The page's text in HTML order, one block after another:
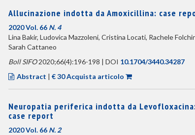
Allucinazione indotta da Amoxicillina: case
2020 Vol. 66 N. 4
Lina Bakir, Ludovica Mazzoleni, Cristina Locati, Rachele
Sarah Cattaneo
Boll SIFO2020;66(4):196-198 | DOI 10.1704/3440.34287
Abstract | € 30 Acquista articolo
Neuropatia periferica indotta da
case report
2020 Vol. 66 N. 2